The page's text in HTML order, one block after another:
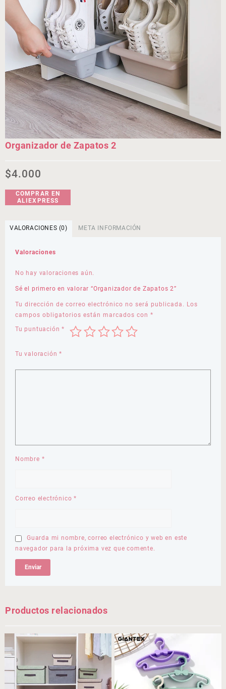
Organizador de Zapatos 2
$4.000
COMPRAR EN
ALIEXPRESS
VALORACIONES (0) META INFORMACIÓN
Valoraciones
No hay valoraciones aún.
Sé el primero en valorar “Organizador de Zapatos 2”
Tu dirección de correo electrónico no será publicada. Los
campos obligatorios están marcados con *
Tu puntuación*
Tu valoración*
Nombre *
Correo electrónico*
Guarda mi nombre, correo electrónico y web en este
navegador para la próxima vez que comente.
Productos relacionados